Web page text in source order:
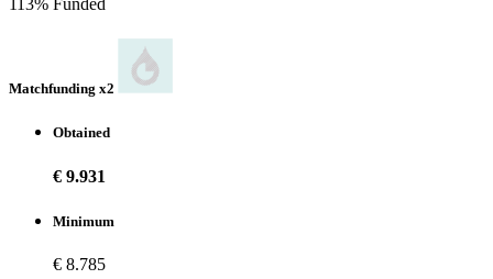
113% Funded
Matchfunding x2
Obtained
€ 9.931
Minimum
€ 8.785